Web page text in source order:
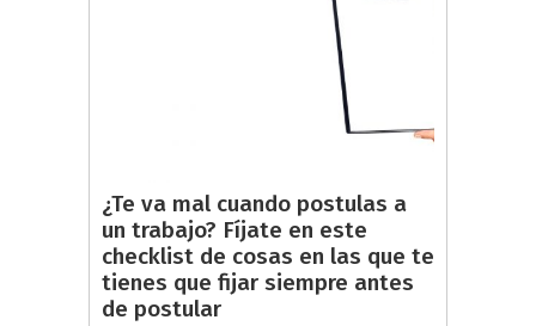
¿Te va mal cuando postulas a
un trabajo? Fíjate en este
checklist de cosas en las que te
tienes que fijar siempre antes
de postular